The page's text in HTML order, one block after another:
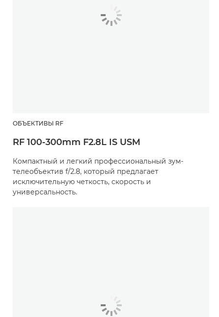
ОБЪЕКТИВЫ RF
RF 100-300mm F2.8L IS USM
Компактный и легкий профессиональный зум-
телеобъектив f/2.8, который предлагает
исключительную четкость, скорость и
универсальность.